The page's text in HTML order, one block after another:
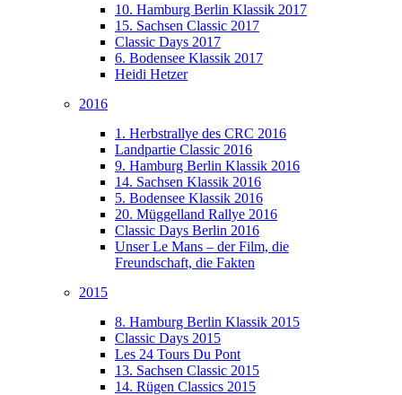
10. Hamburg Berlin Klassik 2017
15. Sachsen Classic 2017
Classic Days 2017
6. Bodensee Klassik 2017
Heidi Hetzer
2016
1. Herbstrallye des CRC 2016
Landpartie Classic 2016
9. Hamburg Berlin Klassik 2016
14. Sachsen Klassik 2016
5. Bodensee Klassik 2016
20. Müggelland Rallye 2016
Classic Days Berlin 2016
Unser Le Mans – der Film, die
Freundschaft, die Fakten
2015
8. Hamburg Berlin Klassik 2015
Classic Days 2015
Les 24 Tours Du Pont
13. Sachsen Classic 2015
14. Rügen Classics 2015